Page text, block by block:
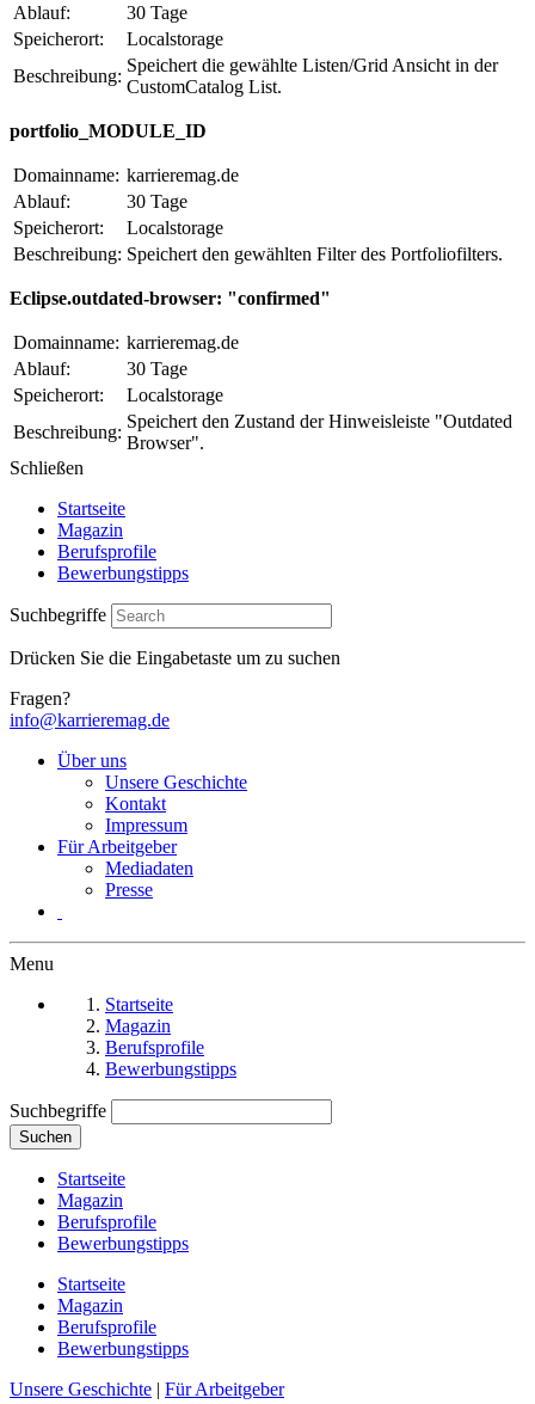
Ablauf:
30 Tage
Speicherort:
Localstorage
Beschreibung:
Speichert die gewählte Listen/Grid Ansicht in der
CustomCatalog List.
portfolio_MODULE_ID
Domainname: karrieremag.de
Ablauf:
30 Tage
Speicherort:
Localstorage
Beschreibung: Speichert den gewählten Filter des Portfoliofilters.
Eclipse.outdated-browser: "confirmed"
Domainname: karrieremag.de
Ablauf:
30 Tage
Speicherort:
Localstorage
Beschreibung:
Speichert den Zustand der Hinweisleiste "Outdated
Browser".
Schließen
Startseite
Magazin
Berufsprofile
Bewerbungstipps
Suchbegriffe
Drücken Sie die Eingabetaste um zu suchen
Fragen?
info@karrieremag.de
Über uns
Unsere Geschichte
Kontakt
Impressum
Für Arbeitgeber
Mediadaten
Presse
Menu
Startseite
Magazin
Berufsprofile
Bewerbungstipps
Suchbegriffe
Suchen
Startseite
Magazin
Berufsprofile
Bewerbungstipps
Startseite
Magazin
Berufsprofile
Bewerbungstipps
Unsere Geschichte | Für Arbeitgeber